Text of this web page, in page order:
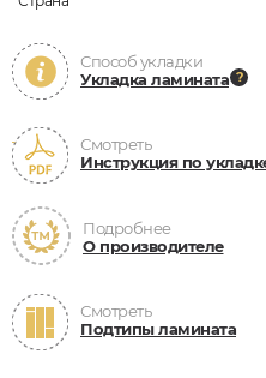
Способ укладки
Укладка ламината
Смотреть
Инструкция по
Подробнее
О производителе
Смотреть
Подтипы ламината